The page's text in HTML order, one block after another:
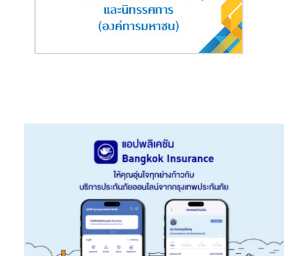
ความคุ้มครองจากโรงพยาบาลชั้นนำทั้งในประเทศ และสถานพยาบาล
ทั่วโลก หมดกังวลกับการเดินทางไปต่างประเทศ นอกจากนี้ ยังมา
พร้อมบริการพิเศษ BLA EveryCare ที่ช่วยดูแลทุกช่วงเวลา ทั้งก่อน
เจ็บป่วย ระหว่างเจ็บป่วย หรือหลังการเจ็บป่วย โดยมี BLA
ข้อมูลเกี่ยวกับสถานพยาบาล การสำรองจ่ายค่ารักษาทางการแพทย์
ตามความคุ้มครองเมื่ออยู่ต่างประเทศ หรือ บริการรถยนต์ รับ-ส่ง
ภายหลังการเข้ารักษาตัว เป็นต้น
ผู้ที่สนใจสามารถสมัครทำประกัน“เพรสทีจ เฮลธ์ ปลดล็อค”
ตัวแทนประกันชีวิตและที่ปรึกษาการเงิน กรุงเทพประกันชีวิต และดูราย
ละเอียดเพิ่มเติมได้ที่เว็บไซต์กรุงเทพประกันชีวิต
www.bangkoklife.comหรือติดต่อ Call Center โทร. 02-777-
8888